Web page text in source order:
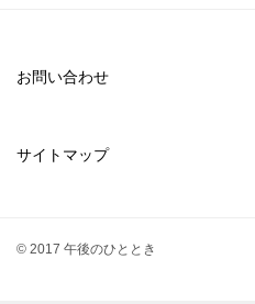
お問い合わせ
サイトマップ
© 2017 午後のひととき